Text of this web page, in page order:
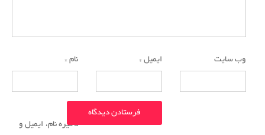
نام* ایمیل* وب‌ سایت
ذخیره نام، ایمیل و